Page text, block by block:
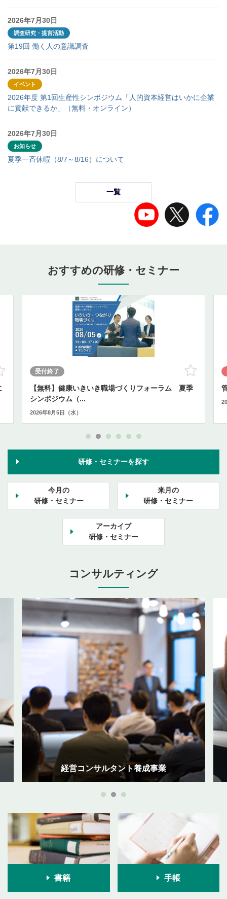
2026年7月30日
調査研究・提言活動
第19回 働く人の意識調査
2026年7月30日
イベント
2026年度 第1回生産性シンポジウム「人的資本経営はいかに企業
に貢献できるか」（無料・オンライン）
2026年7月30日
お知らせ
夏季一斉休暇（8/7～8/16）について
一覧
おすすめの研修・セミナー
お気に入り
受付終了 お気に
【無料】健康いきいき職場づくりフォーラム 夏季
シンポジウム（...
2026年8月5日（水）
研修・セミナーを探す
今月の
研修・セミナー
来月の
研修・セミナー
アーカイブ
研修・セミナー
コンサルティング
経営コンサルタント養成事業
書籍 手帳